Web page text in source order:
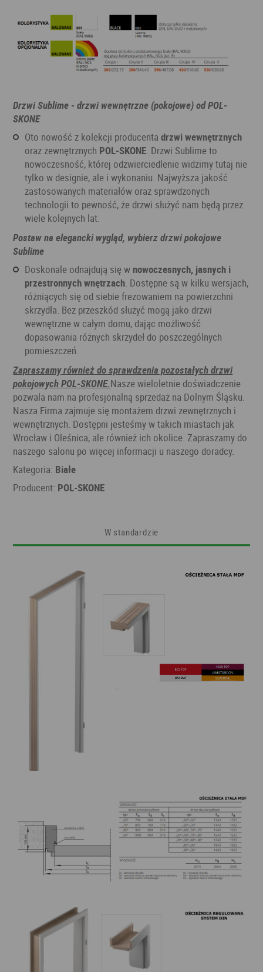
Drzwi Sublime - drzwi wewnętrzne (pokojowe) od POL-
SKONE
Oto nowość z kolekcji producentadrzwi wewnętrznych
oraz zewnętrznych POL-SKONE. Drzwi Sublime to
nowoczesność, której odzwierciedlenie widzimy tutaj nie
tylko w designie, ale i wykonaniu. Najwyższa jakość
zastosowanych materiałów oraz sprawdzonych
technologii to pewność, że drzwi służyć nam będą przez
wiele kolejnych lat.
Postaw na elegancki wygląd, wybierz drzwi pokojowe
Sublime
Doskonale odnajdują się w nowoczesnych, jasnych i
przestronnych wnętrzach. Dostępne są w kilku wersjach,
różniących się od siebie frezowaniem na powierzchni
skrzydła. Bez przeszkód służyć mogą jako drzwi
wewnętrzne w całym domu, dając możliwość
dopasowania różnych skrzydeł do poszczególnych
pomieszczeń.
Zapraszamy również do sprawdzenia pozostałych drzwi
pokojowych POL-SKONE.Nasze wieloletnie doświadczenie
pozwala nam na profesjonalną sprzedaż na Dolnym Śląsku.
Nasza Firma zajmuje się montażem drzwi zewnętrznych i
wewnętrznych. Dostępni jesteśmy w takich miastach jak
Wrocław i Oleśnica, ale również ich okolice. Zapraszamy do
naszego salonu po więcej informacji u naszego doradcy.
Kategoria: Białe
Producent: POL-SKONE
W standardzie